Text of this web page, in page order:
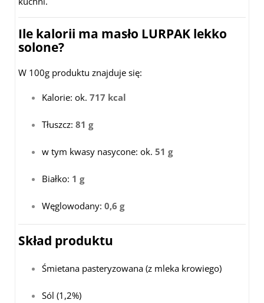
Ile kalorii ma masło LURPAK lekko
solone?
W 100g produktu znajduje się:
Kalorie: ok. 717 kcal
Tłuszcz: 81 g
w tym kwasy nasycone: ok. 51 g
Białko: 1 g
Węglowodany: 0,6 g
Skład produktu
Śmietana pasteryzowana (z mleka krowiego)
Sól (1,2%)